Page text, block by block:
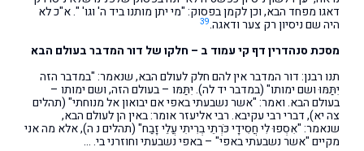
דאגו מפחד הבא, וכן לקמן בפסוק: "מי יתן מותנו ביד ה' וגו' ". א"כ לא
היה שם ניסיון רק צער ודאגה.39
מסכת סנהדרין דף קי עמוד ב – חלקו של דור המדבר בעולם הבא
תנו רבנן: דור המדבר אין להם חלק לעולם הבא, שנאמר: "במדבר הזה
יִתַּמּוּ ושם ימותו" (במדבר יד לה). יִתַּמּו – בעולם הזה, ושם ימותו –
בעולם הבא. ואמר: "אשר נשבעתי באפי אם יבואון אל מנוחתי" (תהלים
צה יא), דברי רבי עקיבא. רבי אליעזר אומר: באין הן לעולם הבא,
שנאמר: "אִסְפוּ לִי חֲסִידָי כֹּרְתֵי בְרִיתִי עֲלֵי זָבַח" (תהלים נ ה), אלא מה אני
מקיים "אשר נשבעתי באפי" – באפי נשבעתי וחוזרני בי. …